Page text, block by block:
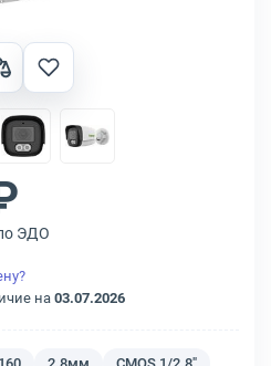
ЭДО
на 03.07.2026